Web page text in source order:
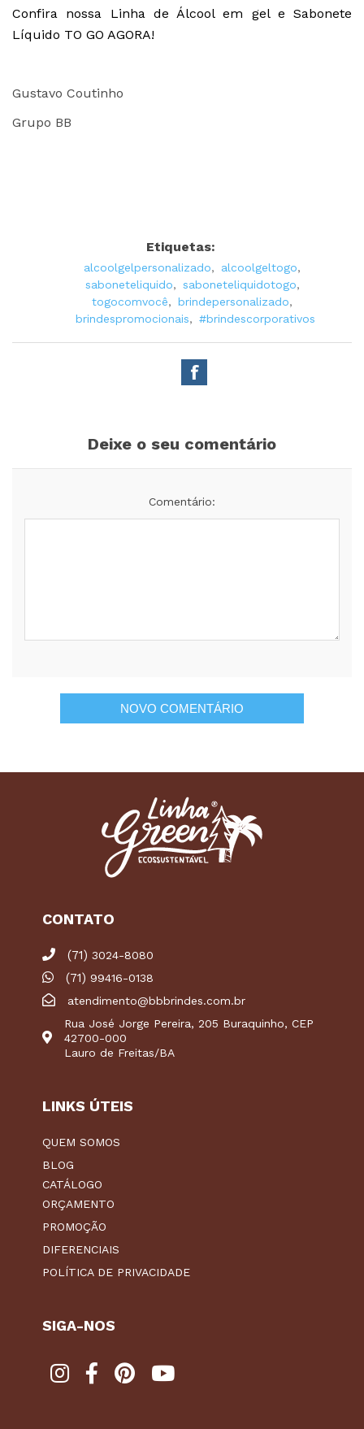
Confira nossa Linha de Álcool em gel e Sabonete
Líquido TO GO AGORA!
Gustavo Coutinho
Grupo BB
Etiquetas:
alcoolgelpersonalizado, alcoolgeltogo,
saboneteliquido, saboneteliquidotogo,
togocomvocê, brindepersonalizado,
brindespromocionais, #brindescorporativos
Deixe o seu comentário
Comentário:
CONTATO
(71) 3024-8080
(71) 99416-0138
atendimento@bbbrindes.com.br
Rua José Jorge Pereira, 205 Buraquinho, CEP
42700-000
Lauro de Freitas/BA
LINKS ÚTEIS
QUEM SOMOS
BLOG
CATÁLOGO
ORÇAMENTO
PROMOÇÃO
DIFERENCIAIS
POLÍTICA DE PRIVACIDADE
SIGA-NOS